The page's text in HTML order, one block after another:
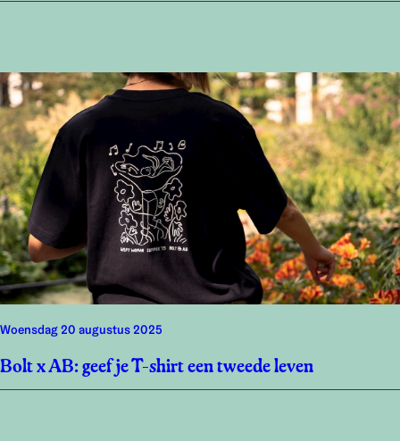
woensdag 20 augustus 2025
Bolt x AB: geef je T-shirt een tweede leven